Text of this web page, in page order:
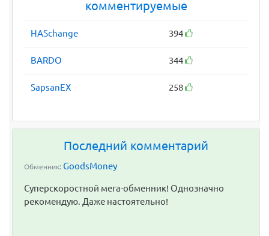
комментируемые
HASchange 394
BARDO 344
SapsanEX 258
Последний комментарий
Обменник: GoodsMoney
Суперскоростной мега-обменник! Однозначно
рекомендую. Даже настоятельно!